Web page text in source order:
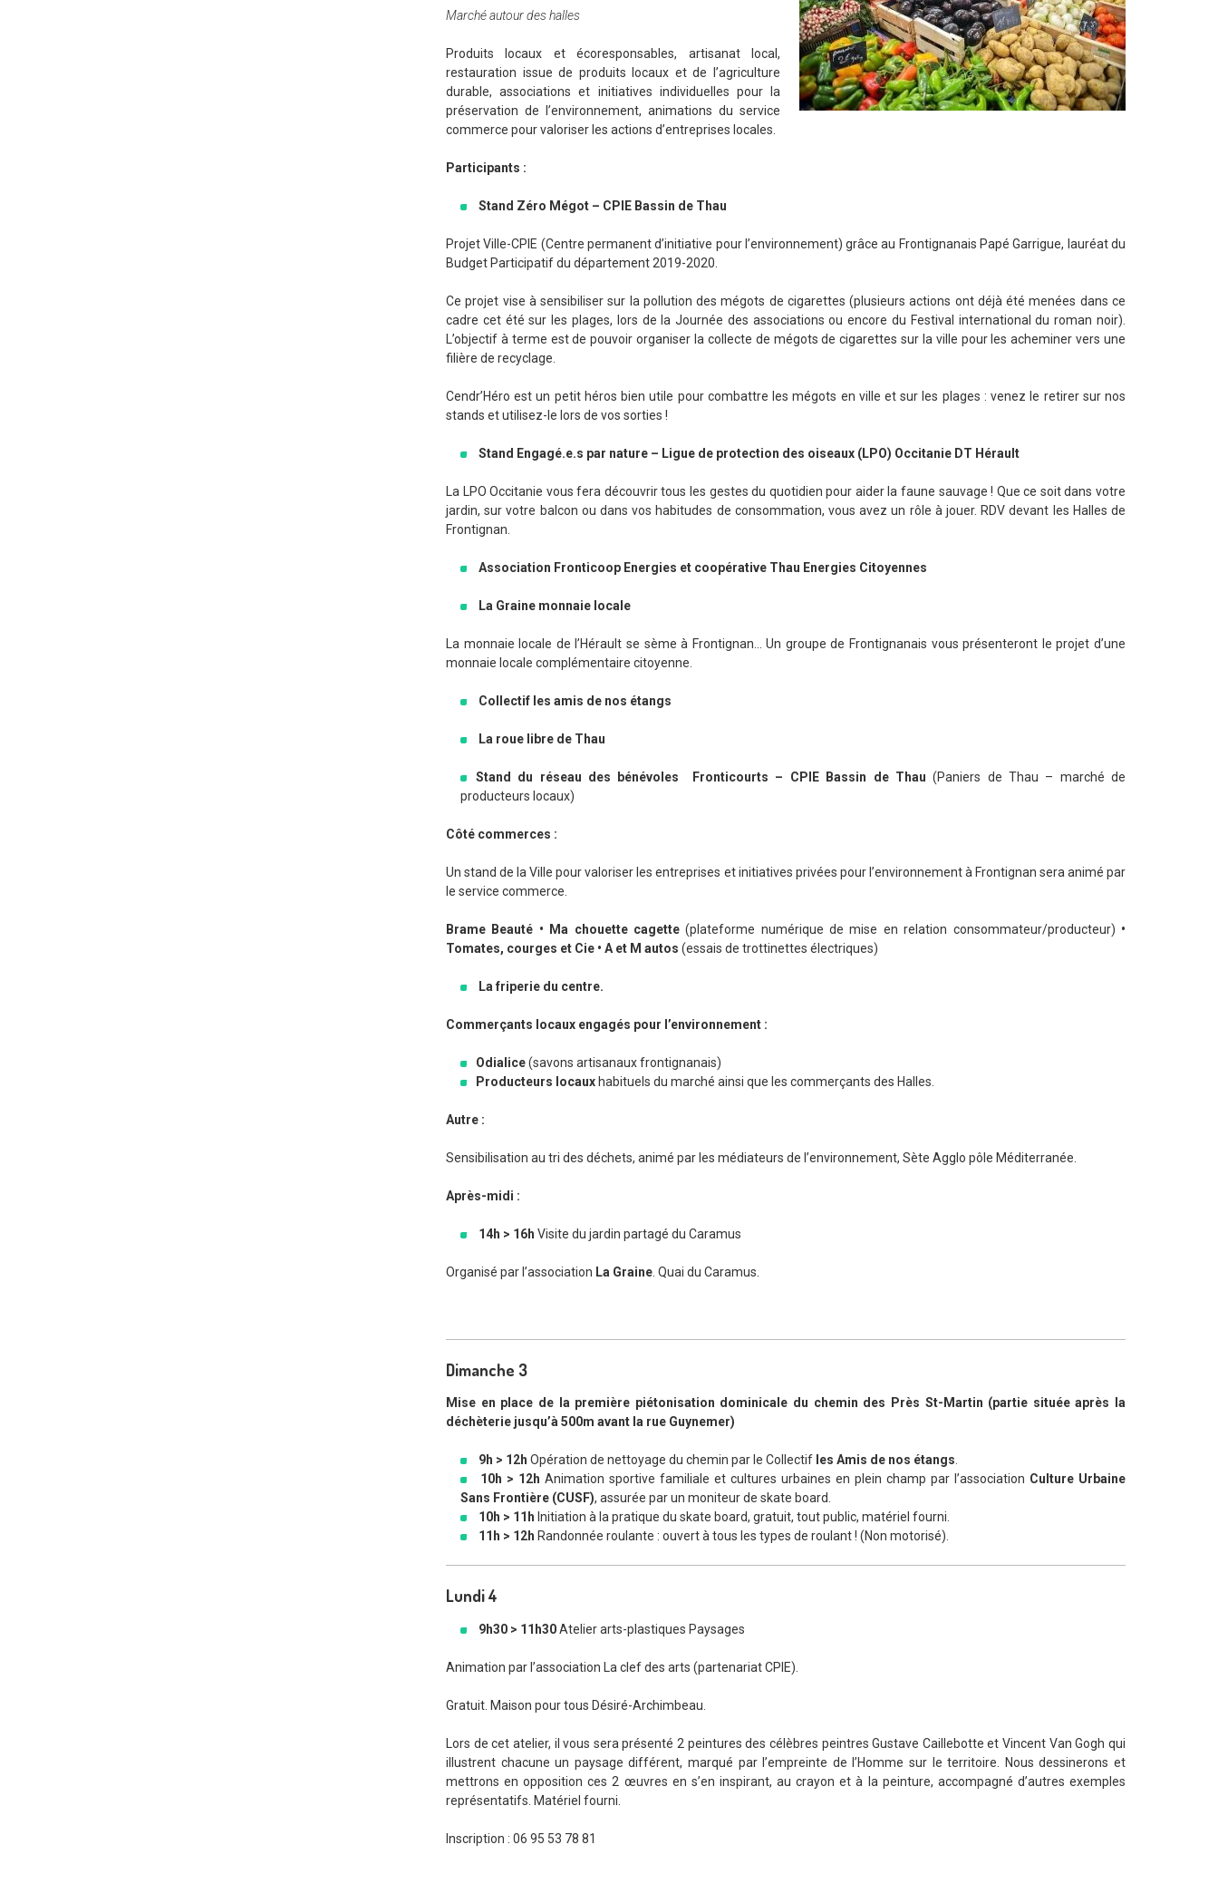
Marché autour des halles
Produits locaux et écoresponsables, artisanat local,
restauration issue de produits locaux et de l’agriculture
durable, associations et initiatives individuelles pour la
préservation de l’environnement, animations du service
commerce pour valoriser les actions d’entreprises locales.
Participants :
Stand Zéro Mégot – CPIE Bassin de Thau
Projet Ville-CPIE (Centre permanent d’initiative pour l’environnement) grâce au Frontignanais Papé Garrigue, lauréat du
Budget Participatif du département 2019-2020.
Ce projet vise à sensibiliser sur la pollution des mégots de cigarettes (plusieurs actions ont déjà été menées dans ce
cadre cet été sur les plages, lors de la Journée des associations ou encore du Festival international du roman noir).
L’objectif à terme est de pouvoir organiser la collecte de mégots de cigarettes sur la ville pour les acheminer vers une
filière de recyclage.
Cendr’Héro est un petit héros bien utile pour combattre les mégots en ville et sur les plages : venez le retirer sur nos
stands et utilisez-le lors de vos sorties !
Stand Engagé.e.s par nature – Ligue de protection des oiseaux (LPO) Occitanie DT Hérault
La LPO Occitanie vous fera découvrir tous les gestes du quotidien pour aider la faune sauvage ! Que ce soit dans votre
jardin, sur votre balcon ou dans vos habitudes de consommation, vous avez un rôle à jouer. RDV devant les Halles de
Frontignan.
Association Fronticoop Energies et coopérative Thau Energies Citoyennes
La Graine monnaie locale
La monnaie locale de l’Hérault se sème à Frontignan… Un groupe de Frontignanais vous présenteront le projet d’une
monnaie locale complémentaire citoyenne.
Collectif les amis de nos étangs
La roue libre de Thau
Stand du réseau des bénévoles Fronticourts – CPIE Bassin de Thau (Paniers de Thau – marché de
producteurs locaux)
Côté commerces :
Un stand de la Ville pour valoriser les entreprises et initiatives privées pour l’environnement à Frontignan sera animé par
le service commerce.
Brame Beauté • Ma chouette cagette(plateforme numérique de mise en relation consommateur/producteur) •
Tomates, courges et Cie • A et M autos (essais de trottinettes électriques)
La friperie du centre.
Commerçants locaux engagés pour l’environnement :
Odialice(savons artisanaux frontignanais)
Producteurs locaux habituels du marché ainsi que les commerçants des Halles.
Autre :
Sensibilisation au tri des déchets, animé par les médiateurs de l’environnement, Sète Agglo pôle Méditerranée.
Après-midi :
14h > 16h Visite du jardin partagé du Caramus
Organisé par l’association La Graine . Quai du Caramus.
Dimanche 3
Mise en place de la première piétonisation dominicale du chemin des Près St-Martin (partie située après la
déchèterie jusqu’à 500m avant la rue Guynemer)
9h > 12h Opération de nettoyage du chemin par le Collectif les Amis de nos étangs
10h > 12h Animation sportive familiale et cultures urbaines en plein champ par l’association Culture Urbaine
Sans Frontière (CUSF), assurée par un moniteur de skate board.
10h > 11h Initiation à la pratique du skate board, gratuit, tout public, matériel fourni.
11h > 12h Randonnée roulante : ouvert à tous les types de roulant ! (Non motorisé).
Lundi 4
9h30 > 11h30Atelier arts-plastiques Paysages
Animation par l’association La clef des arts (partenariat CPIE).
Gratuit. Maison pour tous Désiré-Archimbeau.
Lors de cet atelier, il vous sera présenté 2 peintures des célèbres peintres Gustave Caillebotte et Vincent Van Gogh qui
illustrent chacune un paysage différent, marqué par l’empreinte de l’Homme sur le territoire. Nous dessinerons et
mettrons en opposition ces 2 œuvres en s’en inspirant, au crayon et à la peinture, accompagné d’autres exemples
représentatifs. Matériel fourni.
Inscription : 06 95 53 78 81